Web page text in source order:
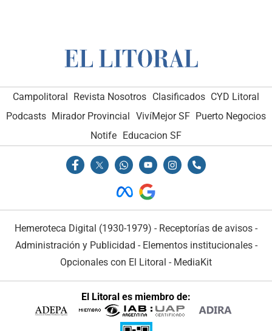
Campolitoral Revista Nosotros Clasificados CYD Litoral
Podcasts Mirador Provincial VivíMejor SF Puerto Negocios
Notife Educacion SF
Hemeroteca Digital (1930-1979) - Receptorías de avisos -
Administración y Publicidad - Elementos institucionales-
Opcionales con El Litoral - MediaKit
El Litoral es miembro de: